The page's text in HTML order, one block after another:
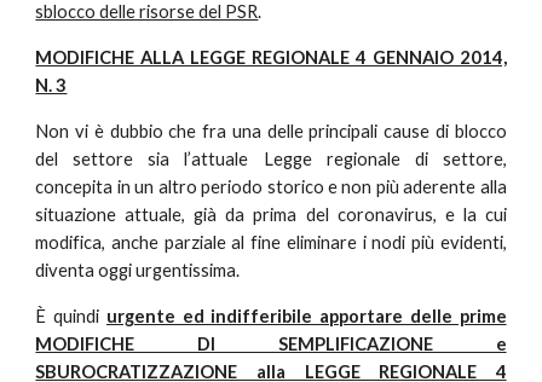
sblocco delle risorse del PSR.
MODIFICHE ALLA LEGGE REGIONALE 4 GENNAIO 2014,
N. 3
Non vi è dubbio che fra una delle principali cause di blocco
del settore sia l’attuale Legge regionale di settore,
concepita in un altro periodo storico e non più aderente alla
situazione attuale, già da prima del coronavirus, e la cui
modifica, anche parziale al fine eliminare i nodi più evidenti,
diventa oggi urgentissima.
È quindi urgente ed indifferibile apportare delle prime
MODIFICHE DI SEMPLIFICAZIONE e
SBUROCRATIZZAZIONE alla LEGGE REGIONALE 4